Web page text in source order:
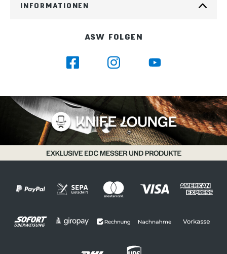
INFORMATIONEN
ASW FOLGEN